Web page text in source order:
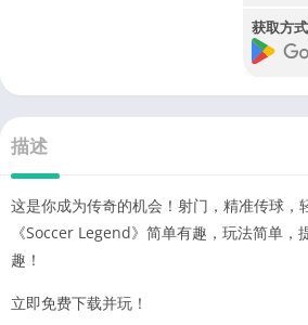
获取方式
描述
这是你成为传奇的机会！射门，精准传球，
《Soccer Legend》简单有趣，玩法简单，
趣！
立即免费下载并玩！